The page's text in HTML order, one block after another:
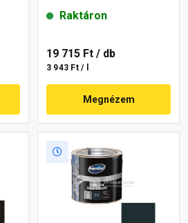
Raktáron
19 715 Ft / db
3 943 Ft / l
Megnézem